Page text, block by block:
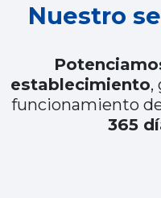
Nuestro
establecimiento,
funcionamiento
365